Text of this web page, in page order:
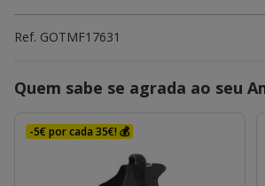
Ref. GOTMF17631
Quem sabe se agrada ao seu
-5€ por cada 35€! 💰